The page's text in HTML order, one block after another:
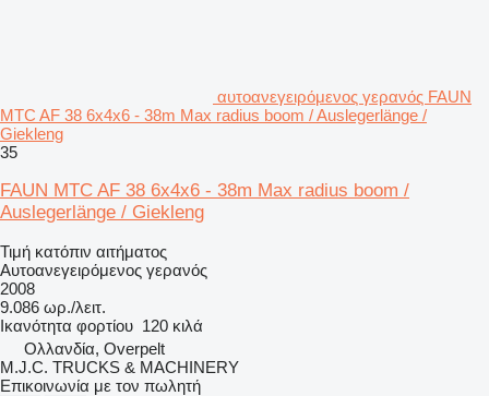
αυτοανεγειρόμενος γερανός FAUN
MTC AF 38 6x4x6 - 38m Max radius boom / Auslegerlänge /
Giekleng
35
FAUN MTC AF 38 6x4x6 - 38m Max radius boom /
Auslegerlänge / Giekleng
Τιμή κατόπιν αιτήματος
Αυτοανεγειρόμενος γερανός
2008
9.086 ωρ./λειτ.
Ικανότητα φορτίου 120 κιλά
Ολλανδία, Overpelt
M.J.C. TRUCKS & MACHINERY
Επικοινωνία με τον πωλητή